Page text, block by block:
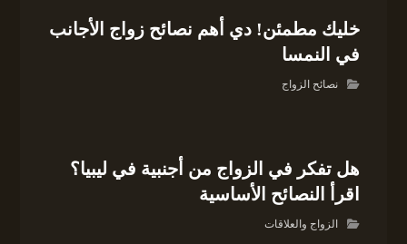
خليك مطمئن! دي أهم نصائح زواج الأجانب
في النمسا
نصائح الزواج
هل تفكر في الزواج من أجنبية في ليبيا؟
اقرأ النصائح الأساسية
الزواج والعلاقات